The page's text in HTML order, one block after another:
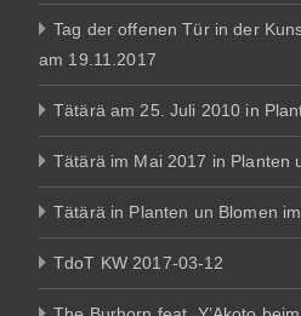
Tag der offenen Tür in der
am 19.11.2017
Tätärä am 25. Juli 2010 in
Tätärä im Mai 2017 in Planten
Tätärä in Planten un Blomen
TdoT KW 2017-03-12